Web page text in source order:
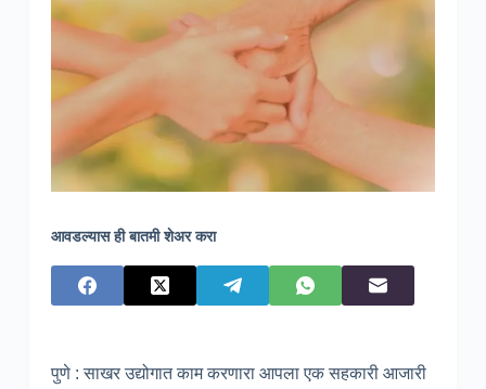
आवडल्यास ही बातमी शेअर करा
पुणे : साखर उद्योगात काम करणारा आपला एक सहकारी आजारी